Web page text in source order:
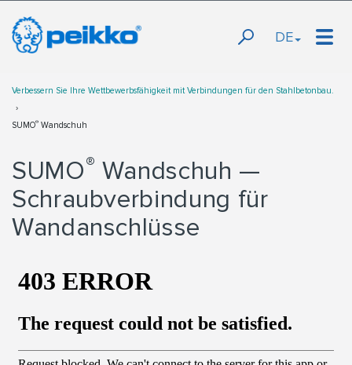
DE
Verbessern Sie Ihre Wettbewerbsfähigkeit mit Verbindungen für den Stahlbetonbau.
SUMO® Wandschuh
SUMO® Wandschuh —
Schraubverbindung für
Wandanschlüsse